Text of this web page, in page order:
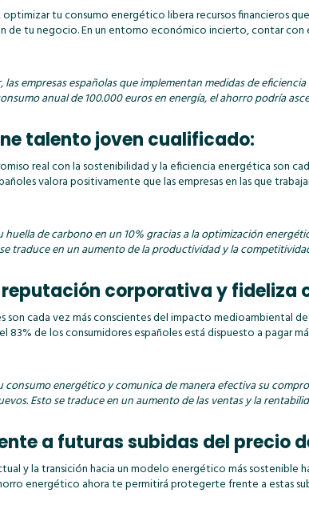
tu consumo energético libera recursos financieros
de tu negocio. En un entorno económico incierto, contar
empresas españolas que implementan medidas de
anual de 100.000 euros en energía, el ahorro podría
talento joven cualificado:
real con la sostenibilidad y la eficiencia energética son
valora positivamente que las empresas en las que
huella de carbono en un 10% gracias a la optimización
traduce en un aumento de la productividad y la
reputación corporativa y fideliza
son cada vez más conscientes del impacto medioambiental
83% de los consumidores españoles está dispuesto a
consumo energético y comunica de manera efectiva su
Esto se traduce en un aumento de las ventas y la
a futuras subidas del precio
y la transición hacia un modelo energético más sostenible
energético ahora te permitirá protegerte frente a estas